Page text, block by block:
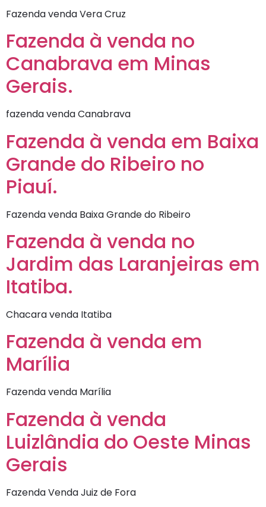
Fazenda venda Vera Cruz
Fazenda à venda no
Canabrava em Minas
Gerais.
fazenda venda Canabrava
Fazenda à venda em Baixa
Grande do Ribeiro no
Piauí.
Fazenda venda Baixa Grande do Ribeiro
Fazenda à venda no
Jardim das Laranjeiras em
Itatiba.
Chacara venda Itatiba
Fazenda à venda em
Marília
Fazenda venda Marília
Fazenda à venda
Luizlândia do Oeste Minas
Gerais
Fazenda Venda Juiz de Fora